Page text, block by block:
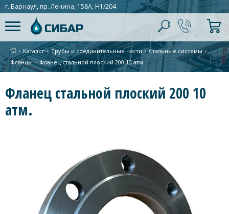
г. Барнаул, пр. Ленина, 158А, Н1/204
∙ Каталог ∙Трубы и соединительные части ∙Стальные системы ∙
Фланцы ∙ Фланец стальной плоский 200 10 атм.
Фланец стальной плоский 200 10
атм.